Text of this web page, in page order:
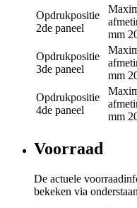
Opdrukpositie
2de paneel
mm
Opdrukpositie
3de paneel
mm
Opdrukpositie
4de paneel
mm
Voorraad
De actuele
bekeken via